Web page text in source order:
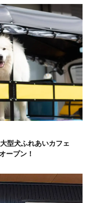
型犬ふれあいカフェ
ープン！